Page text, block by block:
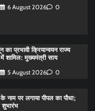
6 August 2026 0
प्रभावी क्रियान्वयन राज्य
शामिल: मुख्यमंत्री साय
5 August 2026 0
नाम पर लगाया पीपल का पौधा;